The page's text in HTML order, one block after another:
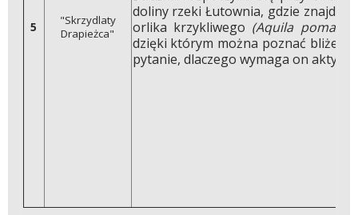
5
"Skrzydlaty
Drapieżca"
doliny rzeki Łutownia, gdzie
orlika krzykliwego (Aquila
dzięki którym można poznać bliżej
pytanie, dlaczego wymaga on